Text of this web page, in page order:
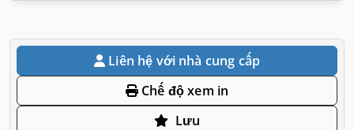
Liên hệ với nhà cung cấp
Chế độ xem in
Lưu